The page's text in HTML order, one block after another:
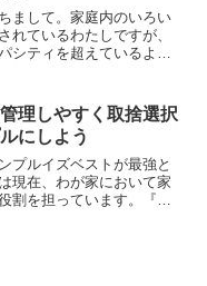
まして。家庭内のいろい
れているわたしですが、
シティを超えているよう
ら……と思ったのです
時間もかかる...
理しやすく取捨選択
にしよう
プルイズベストが最強と
現在、わが家において家
割を担っています。『自